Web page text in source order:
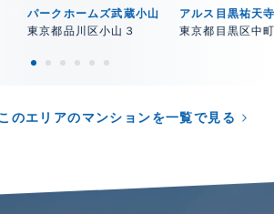
パークホームズ武蔵小山
東京都品川区小山３
アルス目黒祐天
東京都目黒区中
のエリアのマンションを一覧で見る